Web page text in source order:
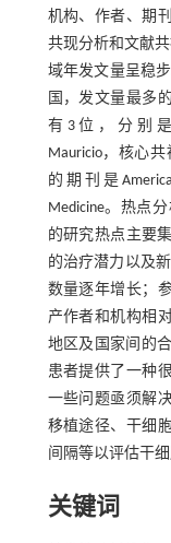
机构、作者、期
共现分析和文献
域年发文量呈稳
国，发文量最多
有3位，分别是
Mauricio，核心
的期刊是
Medicine。热点
的研究热点主要
的治疗潜力以及
数量逐年增长；
产作者和机构相
地区及国家间的
患者提供了一种
一些问题亟须解
移植途径、干细
间隔等以评估干细
关键词